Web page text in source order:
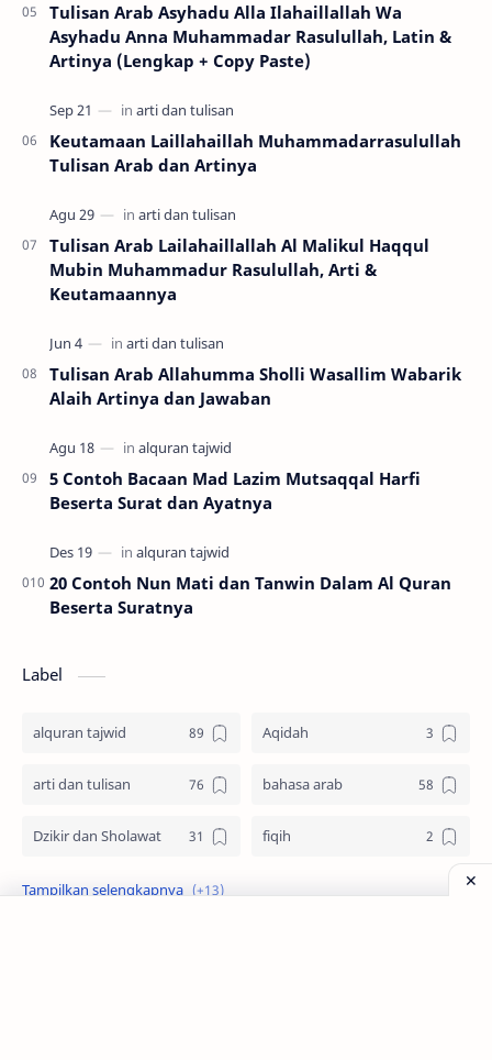
Tulisan Arab Asyhadu Alla Ilahaillallah Wa
Asyhadu Anna Muhammadar Rasulullah, Latin &
Artinya (Lengkap + Copy Paste)
Keutamaan Laillahaillah Muhammadarrasulullah
Tulisan Arab dan Artinya
Tulisan Arab Lailahaillallah Al Malikul Haqqul
Mubin Muhammadur Rasulullah, Arti &
Keutamaannya
Tulisan Arab Allahumma Sholli Wasallim Wabarik
Alaih Artinya dan Jawaban
5 Contoh Bacaan Mad Lazim Mutsaqqal Harfi
Beserta Surat dan Ayatnya
20 Contoh Nun Mati dan Tanwin Dalam Al Quran
Beserta Suratnya
Label
alquran tajwid Aqidah
arti dan tulisan bahasa arab
Dzikir dan Sholawat fiqih
idul adha